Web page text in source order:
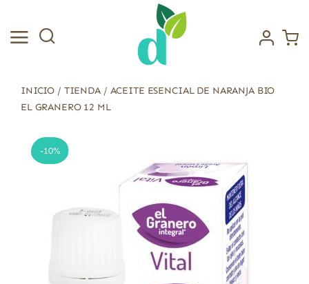
contenido
INICIO / TIENDA/ ACEITE ESENCIAL DE NARANJA BIO
EL GRANERO 12 ML
-10%